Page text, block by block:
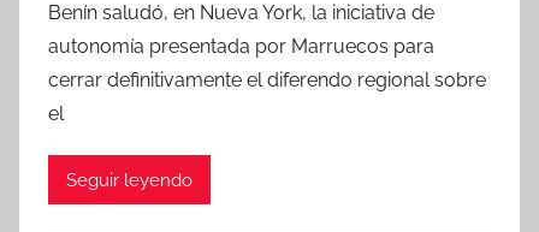
Benín saludó, en Nueva York, la iniciativa de
autonomía presentada por Marruecos para
cerrar definitivamente el diferendo regional sobre
el
Seguir leyendo